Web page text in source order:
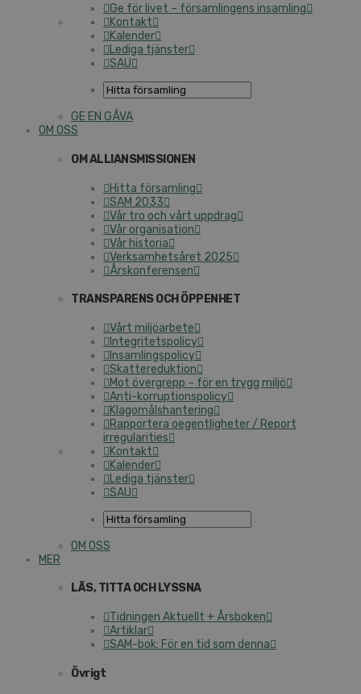
Ge för livet – församlingens insamling
Kontakt
Kalender
Lediga tjänster
SAU
GE EN GÅVA
OM OSS
OM ALLIANSMISSIONEN
Hitta församling
SAM 2033
Vår tro och vårt uppdrag
Vår organisation
Vår historia
Verksamhetsåret 2025
Årskonferensen
TRANSPARENS OCH ÖPPENHET
Vårt miljöarbete
Integritetspolicy
Insamlingspolicy
Skattereduktion
Mot övergrepp – för en trygg miljö
Anti-korruptionspolicy
Klagomålshantering
Rapportera oegentligheter / Report
irregularities
Kontakt
Kalender
Lediga tjänster
SAU
OM OSS
MER
LÄS, TITTA OCH LYSSNA
Tidningen Aktuellt + Årsboken
Artiklar
SAM-bok: För en tid som denna
Övrigt